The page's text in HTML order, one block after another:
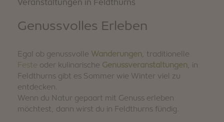
Veranstaltungen in Feldthurns
Genussvolles Erleben
Egal ob genussvolle Wanderungen , traditionelle
Feste oder kulinarische Genussveranstaltungen , in
Feldthurns gibt es Sommer wie Winter viel zu
entdecken.
Wenn du Natur gepaart mit Genuss erleben
möchtest, dann wirst du in Feldthurns fündig.